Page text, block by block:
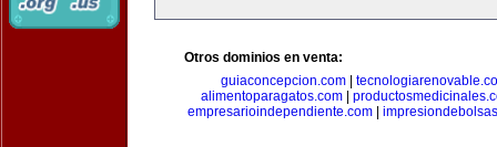
Otros dominios en venta:
guiaconcepcion.com|
alimentoparagatos.com
empresarioindependiente.com